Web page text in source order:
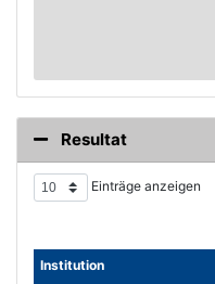
Resultat
Einträge anzeigen